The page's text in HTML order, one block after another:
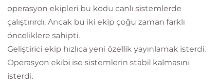
operasyon ekipleri bu kodu canlı sistemlerde
çalıştırırdı. Ancak bu iki ekip çoğu zaman farklı
önceliklere sahipti.
Geliştirici ekip hızlıca yeni özellik yayınlamak isterdi.
Operasyon ekibi ise sistemlerin stabil kalmasını
isterdi.